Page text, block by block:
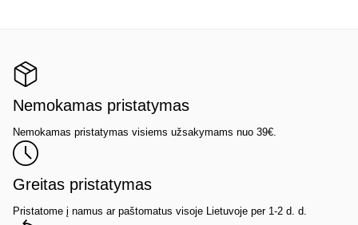
Nemokamas pristatymas
Nemokamas pristatymas visiems užsakymams nuo 39€.
Greitas pristatymas
Pristatome į namus ar paštomatus visoje Lietuvoje per 1-2 d. d.